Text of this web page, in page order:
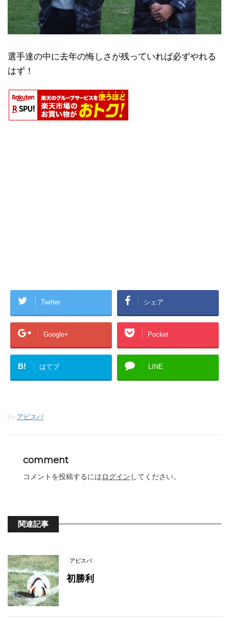
選手達の中に去年の悔しさが残っていれば必ずやれる
はず！
Twitter シェア
Google+ Pocket
B! はてブ LINE
-アビスパ
comment
コメントを投稿するにはログイン してください。
関連記事
アビスパ
初勝利